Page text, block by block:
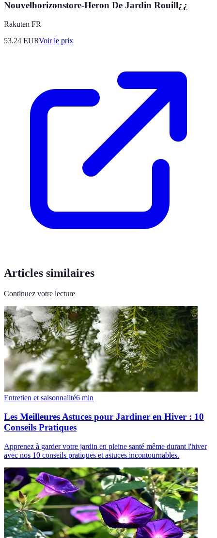
Nouvelhorizonstore-Heron De Jardin Rouill¿¿
Rakuten FR
53.24 EURVoir le prix
Articles similaires
Continuez votre lecture
Entretien et saisonnalité6 min
Les Meilleures Astuces pour Jardiner en Hiver : 10
Conseils Pratiques
Apprenez à garder votre jardin en pleine santé même durant l'hiver
avec nos 10 conseils pratiques et astuces incontournables.